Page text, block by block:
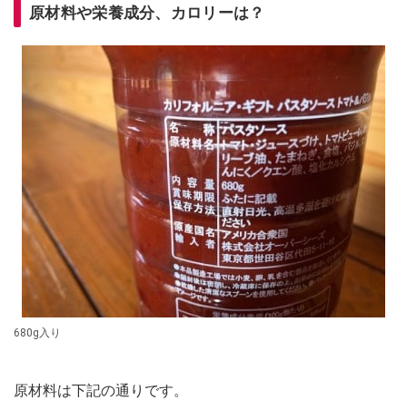
原材料や栄養成分、カロリーは？
680g入り
原材料は下記の通りです。